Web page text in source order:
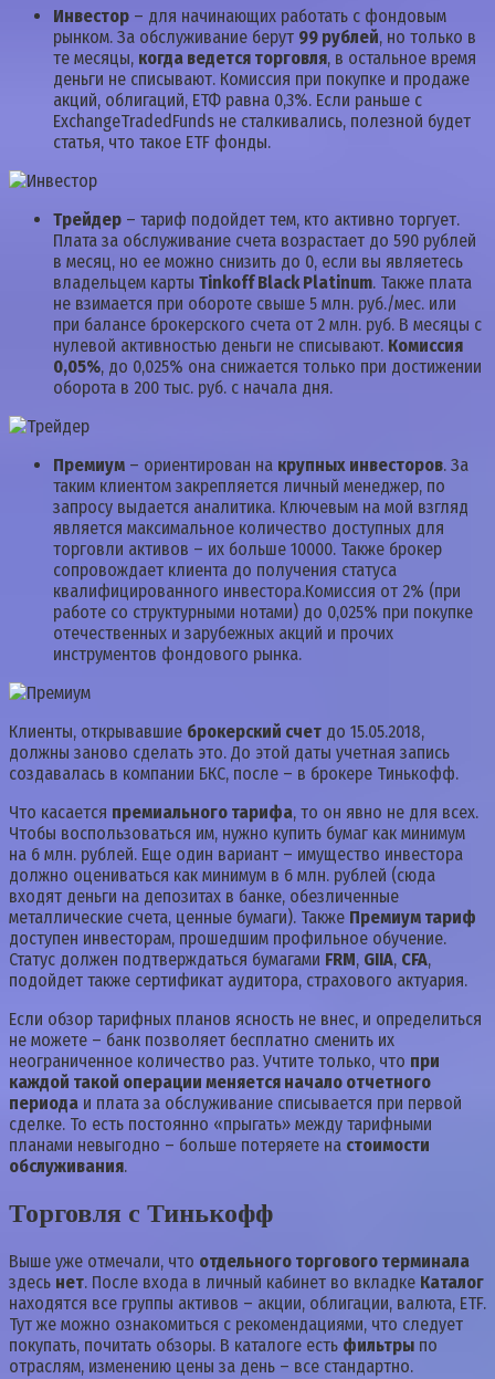
Инвестор – для начинающих работать с фондовым
рынком. За обслуживание берут 99 рублей, но только в
те месяцы, когда ведется торговля, в остальное время
деньги не списывают. Комиссия при покупке и продаже
акций, облигаций, ЕТФ равна 0,3%. Если раньше с
ExchangeTradedFunds не сталкивались, полезной будет
статья, что такое ETF фонды.
Трейдер – тариф подойдет тем, кто активно торгует.
Плата за обслуживание счета возрастает до 590 рублей
в месяц, но ее можно снизить до 0, если вы являетесь
владельцем карты Tinkoff Black Platinum. Также плата
не взимается при обороте свыше 5 млн. руб./мес. или
при балансе брокерского счета от 2 млн. руб. В месяцы с
нулевой активностью деньги не списывают. Комиссия
0,05%, до 0,025% она снижается только при достижении
оборота в 200 тыс. руб. с начала дня.
Премиум – ориентирован на крупных инвесторов. За
таким клиентом закрепляется личный менеджер, по
запросу выдается аналитика. Ключевым на мой взгляд
является максимальное количество доступных для
торговли активов – их больше 10000. Также брокер
сопровождает клиента до получения статуса
квалифицированного инвестора.Комиссия от 2% (при
работе со структурными нотами) до 0,025% при покупке
отечественных и зарубежных акций и прочих
инструментов фондового рынка.
Клиенты, открывавшие брокерский счет до 15.05.2018,
должны заново сделать это. До этой даты учетная запись
создавалась в компании БКС, после – в брокере Тинькофф.
Что касается премиального тарифа, то он явно не для всех.
Чтобы воспользоваться им, нужно купить бумаг как минимум
на 6 млн. рублей. Еще один вариант – имущество инвестора
должно оцениваться как минимум в 6 млн. рублей (сюда
входят деньги на депозитах в банке, обезличенные
металлические счета, ценные бумаги). Также Премиум тариф
доступен инвесторам, прошедшим профильное обучение.
Статус должен подтверждаться бумагами FRM, GIIA, CFA,
подойдет также сертификат аудитора, страхового актуария.
Если обзор тарифных планов ясность не внес, и определиться
не можете – банк позволяет бесплатно сменить их
неограниченное количество раз. Учтите только, что при
каждой такой операции меняется начало отчетного
периода и плата за обслуживание списывается при первой
сделке. То есть постоянно «прыгать» между тарифными
планами невыгодно – больше потеряете на стоимости
обслуживания.
Торговля с Тинькофф
Выше уже отмечали, что отдельного торгового терминала
здесь нет. После входа в личный кабинет во вкладке Каталог
находятся все группы активов – акции, облигации, валюта, ETF.
Тут же можно ознакомиться с рекомендациями, что следует
покупать, почитать обзоры. В каталоге есть фильтры по
отраслям, изменению цены за день – все стандартно.